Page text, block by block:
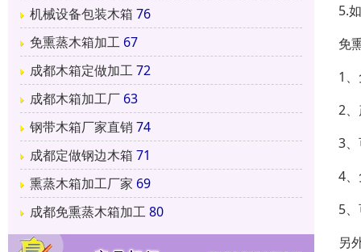
机械设备包装木箱 76
免熏蒸木箱加工 67
成都木箱定做加工72
成都木箱加工厂 63
钢带木箱厂家直销 74
成都定做钢边木箱 71
熏蒸木箱加工厂家 69
成都免熏蒸木箱加工80
5.
免
1
2
3
4
5
另